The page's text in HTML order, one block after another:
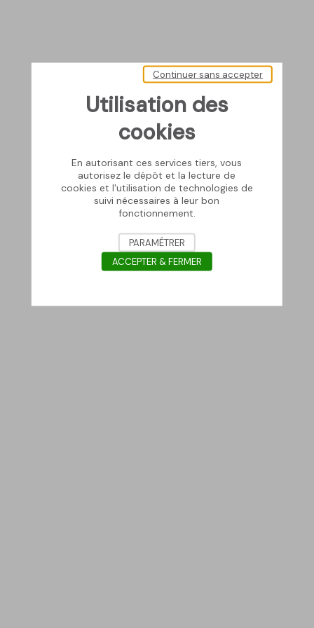
Utilisation des
cookies
En autorisant ces services tiers, vous
autorisez le dépôt et la lecture de
cookies et l'utilisation de technologies de
suivi nécessaires à leur bon
fonctionnement.
Continuer sans accepter
PARAMÉTRER
ACCEPTER & FERMER